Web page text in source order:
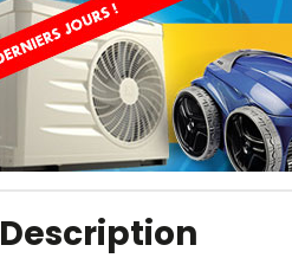
Description